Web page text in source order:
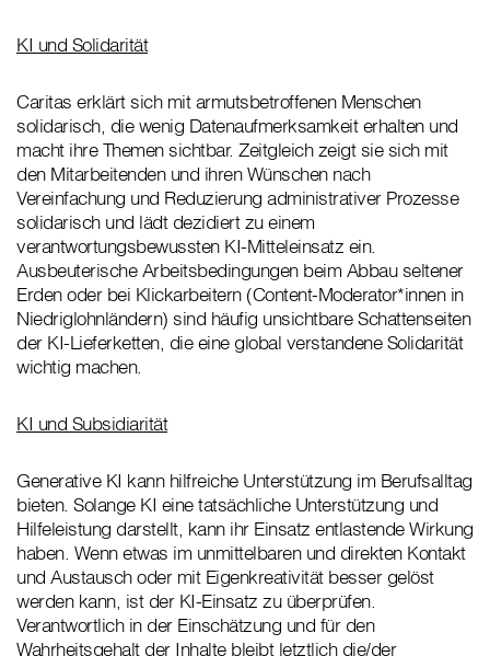
KI und Solidarität
Caritas erklärt sich mit armutsbetroffenen Menschen
solidarisch, die wenig Datenaufmerksamkeit erhalten und
macht ihre Themen sichtbar. Zeitgleich zeigt sie sich mit
den Mitarbeitenden und ihren Wünschen nach
Vereinfachung und Reduzierung administrativer Prozesse
solidarisch und lädt dezidiert zu einem
verantwortungsbewussten KI-Mitteleinsatz ein.
Ausbeuterische Arbeitsbedingungen beim Abbau seltener
Erden oder bei Klickarbeitern (Content-Moderator*innen in
Niedriglohnländern) sind häufig unsichtbare Schattenseiten
der KI-Lieferketten, die eine global verstandene Solidarität
wichtig machen.
KI und Subsidiarität
Generative KI kann hilfreiche Unterstützung im Berufsalltag
bieten. Solange KI eine tatsächliche Unterstützung und
Hilfeleistung darstellt, kann ihr Einsatz entlastende Wirkung
haben. Wenn etwas im unmittelbaren und direkten Kontakt
und Austausch oder mit Eigenkreativität besser gelöst
werden kann, ist der KI-Einsatz zu überprüfen.
Verantwortlich in der Einschätzung und für den
Wahrheitsgehalt der Inhalte bleibt letztlich die/der